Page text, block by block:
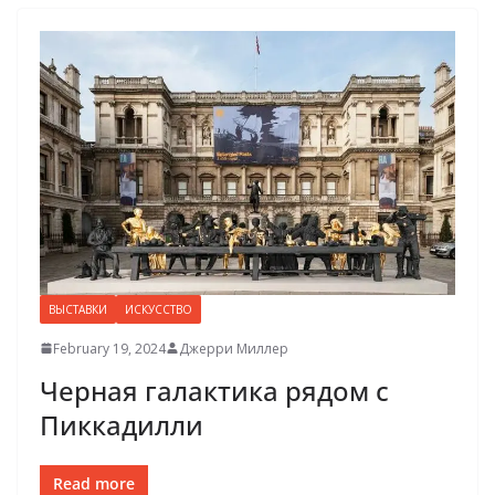
ВЫСТАВКИ ИСКУССТВО
February 19, 2024 Джерри Миллер
Черная галактика рядом с
Пиккадилли
Read more